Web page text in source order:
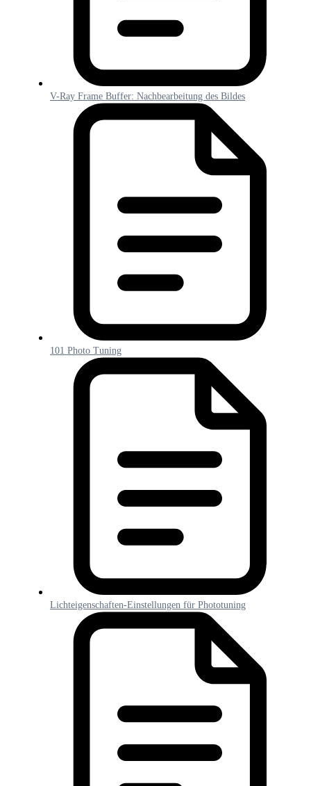
V-Ray Frame Buffer: Nachbearbeitung des Bildes
101 Photo Tuning
Lichteigenschaften-Einstellungen für Phototuning